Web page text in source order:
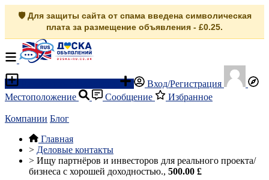
🛡️ Для защиты сайта от спама введена символическая
плата за размещение объявления - £0.25.
Вход/Регистрация
Местоположение
Сообщение Избранное
Компании Блог
Главная
> Деловые контакты
> Ищу партнёров и инвесторов для реального проекта/
бизнеса с хорошей доходностью., 500.00 £